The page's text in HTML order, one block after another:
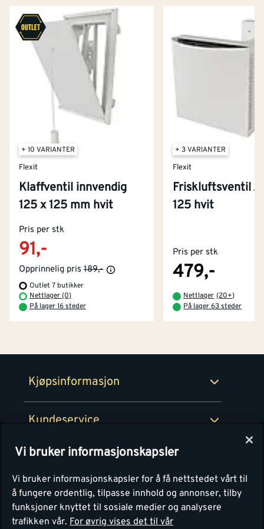
+ 10 VARIANTER
Flexit
Klaffventil innvendig
125 x 125 mm hvit
Pris per stk
91,-
Opprinnelig pris 189,-
Outlet 7 butikker
Nettlager (0)
På lager 16 steder
+ 3 VARIANTER
Flexit
Friskluftsventil
125 hvit
Pris per stk
479,-
Nettlager (20+)
På lager 63 steder
Kjøpsinformasjon
Kjøpsbetingelser
Betaling
Retur- og angrerettsskjema
Kundeservice
Kontakt oss
Tjenester
Montér Klubb
Montér
Om Montér
Byggevarehus og åpningstider
Prismatch
Personvern
Vi bruker informasjonskapsler
Vi bruker informasjonskapsler for å få nettstedet vårt til
å fungere ordentlig, tilpasse innhold og annonser, tilby
funksjoner knyttet til sosiale medier og analysere
trafikken vår. For øvrig vises det til vår